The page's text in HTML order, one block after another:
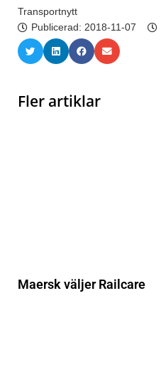
Transportnytt
Publicerad: 2018-11-07
Fler artiklar
Maersk väljer Railcare